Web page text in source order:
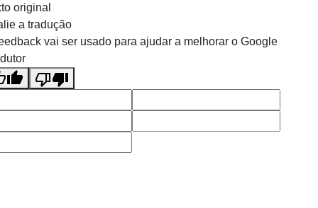
original
a tradução
vai ser usado para ajudar a melhorar o Google